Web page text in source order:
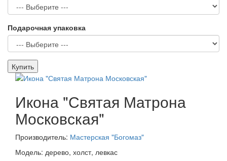
Подарочная упаковка
Купить
Икона "Святая Матрона
Московская"
Производитель: Мастерская "Богомаз"
Модель: дерево, холст, левкас